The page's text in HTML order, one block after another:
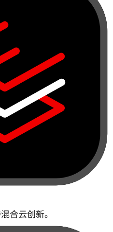
合云创新。